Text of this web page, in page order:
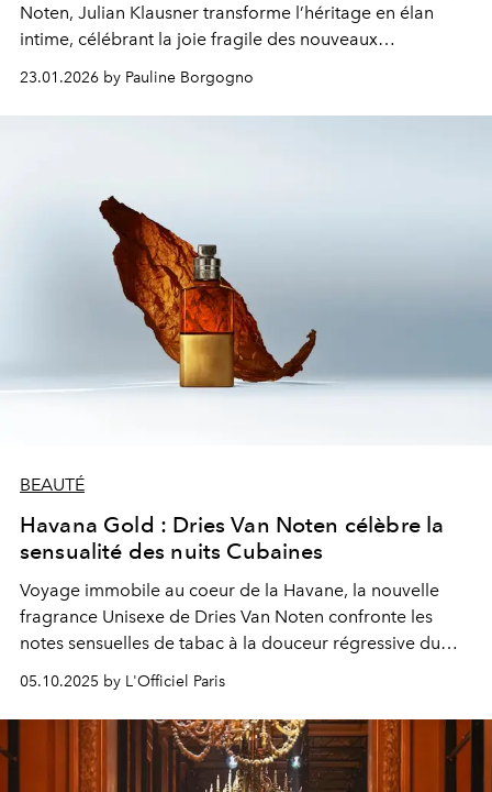
Noten, Julian Klausner transforme l’héritage en élan
intime, célébrant la joie fragile des nouveaux
23.01.2026 by Pauline Borgogno
BEAUTÉ
Havana Gold : Dries Van Noten célèbre la
sensualité des nuits Cubaines
Voyage immobile au coeur de la Havane, la nouvelle
fragrance Unisexe de Dries Van Noten confronte les
notes sensuelles de tabac à la douceur régressive du
05.10.2025 by L'Officiel Paris